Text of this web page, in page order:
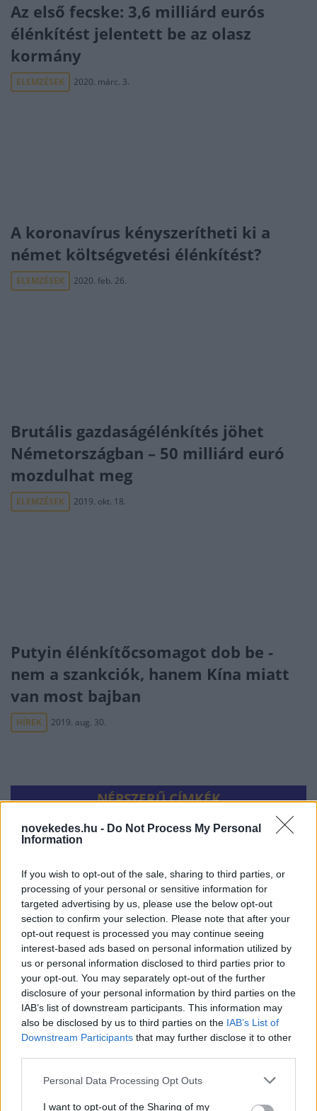
novekedes.hu - Do Not Process My Personal
Information
If you wish to opt-out of the sale, sharing to third parties, or
processing of your personal or sensitive information for
targeted advertising by us, please use the below opt-out
section to confirm your selection. Please note that after your
opt-out request is processed you may continue seeing
interest-based ads based on personal information utilized by
us or personal information disclosed to third parties prior to
your opt-out. You may separately opt-out of the further
disclosure of your personal information by third parties on the
IAB’s list of downstream participants. This information may
also be disclosed by us to third parties on the IAB’s List of
Downstream Participants that may further disclose it to other
Please note that this website/app uses one or more Google
not limited to your visit or usage behaviour. You may click to
Personal Data Processing Opt Outs
I want to opt-out of the Sharing of my
Az első fecske: 3,6 milliárd eurós
élénkítést jelentett be az olasz
kormány
ELEMZÉSEK 2020. márc. 3.
A koronavírus kényszerítheti ki a
német költségvetési élénkítést?
ELEMZÉSEK 2020. feb. 26.
Brutális gazdaságélénkítés jöhet
Németországban – 50 milliárd euró
mozdulhat meg
ELEMZÉSEK 2019. okt. 18.
Putyin élénkítőcsomagot dob be -
nem a szankciók, hanem Kína miatt
van most bajban
HÍREK 2019. aug. 30.
NÉPSZERŰ CÍMKÉK
#MNB
NÉPSZERŰ
állam
ELEMZÉSEK 2026. júl. 22.